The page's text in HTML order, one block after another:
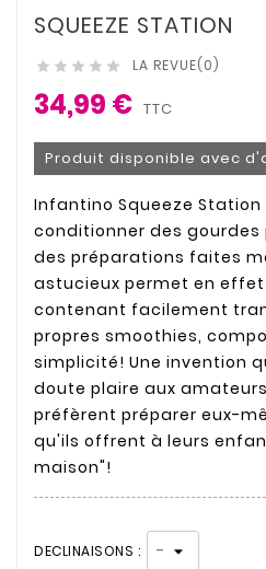
SQUEEZE STATION
     LA REVUE(0)
34,99 € TTC
Produit disponible avec
Infantino Squeeze
conditionner des
des préparations faites
astucieux permet en
contenant facilement
propres smoothies,
simplicité! Une invention
doute plaire aux
préfèrent préparer eux-
qu'ils offrent à leurs
maison"!
DECLINAISONS :